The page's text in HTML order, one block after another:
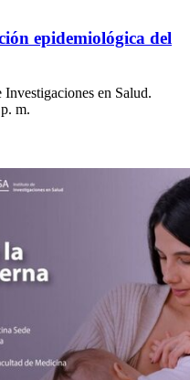
epidemiológica del
en Salud.
m.